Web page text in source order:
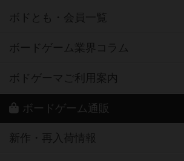
ボドとも・会員一覧
ボードゲーム業界コラム
ボドゲーマご利用案内
ボードゲーム通販
新作・再入荷情報